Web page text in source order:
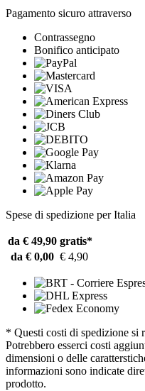
Pagamento sicuro attraverso
Contrassegno
Bonifico anticipato
Spese di spedizione per Italia
da € 49,90 gratis*
da € 0,00 € 4,90
* Questi costi di spedizione si
Potrebbero esserci costi
dimensioni o delle
informazioni sono indicate
prodotto.